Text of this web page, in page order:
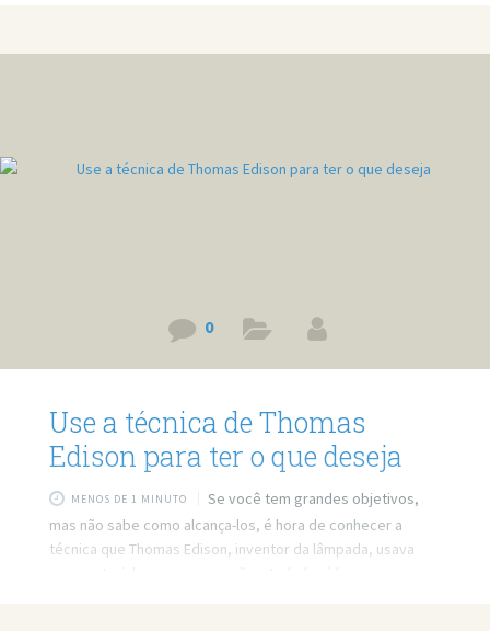
0
Use a técnica de Thomas
Edison para ter o que deseja
MENOS DE 1 MINUTO
Se você tem grandes objetivos,
mas não sabe como alcança-los, é hora de conhecer a
técnica que Thomas Edison, inventor da lâmpada, usava